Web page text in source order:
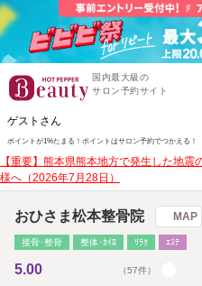
国内最大級の
サロン予約サイト
ゲストさん
ポイントが1%たまる！ ポイントはサロン予約でつかえる！
【重要】熊本県熊本地方で発生した地
様へ（2026年7月28日）
おひさま松本整骨院 MAP
接骨･整骨 整体･ｶｲﾛ ﾘﾗｸ ｴｽﾃ
5.00 （57件）